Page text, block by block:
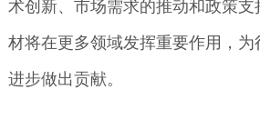
术创新、市场需求的推动和政策支
材将在更多领域发挥重要作用，为
进步做出贡献。